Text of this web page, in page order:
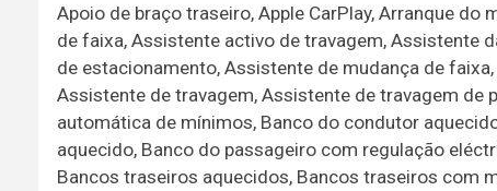
Apoio de braço traseiro, Apple CarPlay, Arranque
de faixa, Assistente activo de travagem, Assistente
de estacionamento, Assistente de mudança de
Assistente de travagem, Assistente de travagem de
automática de mínimos, Banco do condutor
aquecido, Banco do passageiro com regulação
Bancos traseiros aquecidos, Bancos traseiros com